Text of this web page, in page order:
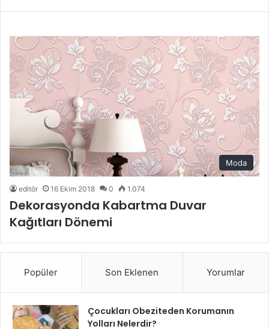
Moda
editör 16 Ekim 2018 0 1.074
Dekorasyonda Kabartma Duvar
Kağıtları Dönemi
Popüler Son Eklenen Yorumlar
Çocukları Obeziteden Korumanın
Yolları Nelerdir?